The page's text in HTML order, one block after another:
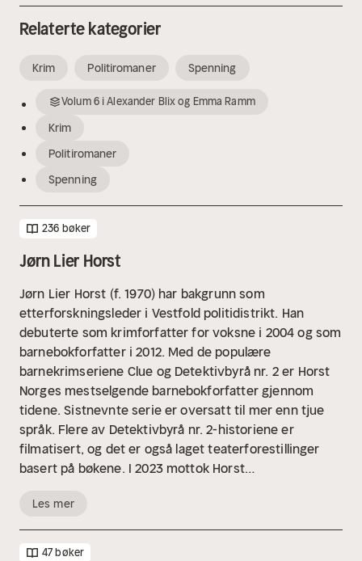
Relaterte kategorier
Krim Politiromaner Spenning
Volum6iAlexander Blix og Emma Ramm
Krim
Politiromaner
Spenning
236 bøker
Jørn Lier Horst
Jørn Lier Horst (f. 1970) har bakgrunn som
etterforskningsleder i Vestfold politidistrikt. Han
debuterte som krimforfatter for voksne i 2004 og som
barnebokforfatter i 2012. Med de populære
barnekrimseriene Clue og Detektivbyrå nr. 2 er Horst
Norges mestselgende barnebokforfatter gjennom
tidene. Sistnevnte serie er oversatt til mer enn tjue
språk. Flere av Detektivbyrå nr. 2-historiene er
filmatisert, og det er også laget teaterforestillinger
basert på bøkene. I 2023 mottok Horst
Jørgen Sandnes.
Les mer
47 bøker